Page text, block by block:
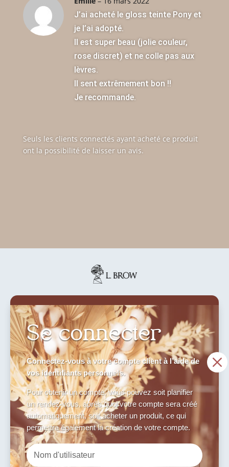
J’ai acheté le gloss teinte Pony et
je l’ai adopté.
Il est super beau (jolie couleur,
rose discret) et ne colle pas aux
lèvres.
Il sent extrêmement bon !!
Je recommande.
Seuls les clients connectés ayant acheté ce produit
ont la possibilité de laisser un avis.
M
Se connecter
Connectez-vous à votre compte client à l’aide de
vos identifiants personnels.
Pour obtenir un compte, vous pouvez soit planifier
un rendez-vous, après quoi votre compte sera créé
automatiquement, soit acheter un produit, ce qui
permettra également la création de votre compte.